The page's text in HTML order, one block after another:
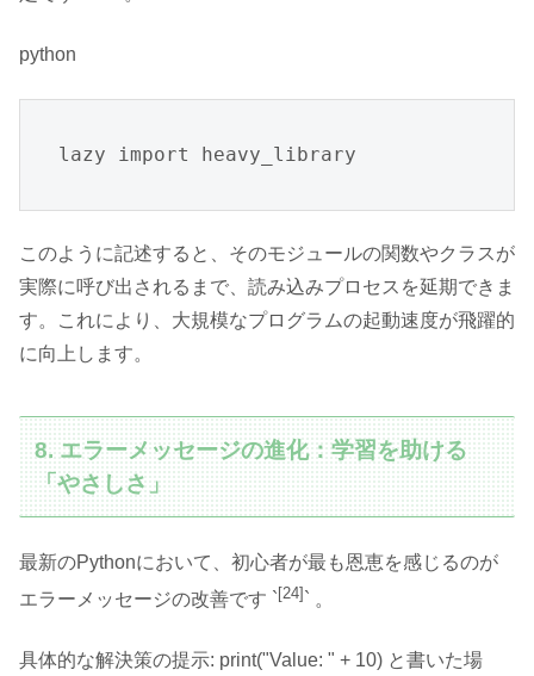
python
lazy import heavy_library
このように記述すると、そのモジュールの関数やクラスが
実際に呼び出されるまで、読み込みプロセスを延期できま
す。これにより、大規模なプログラムの起動速度が飛躍的
に向上します。
8. エラーメッセージの進化：学習を助ける
「やさしさ」
最新のPythonにおいて、初心者が最も恩恵を感じるのが
エラーメッセージの改善です ` [24] ` 。
具体的な解決策の提示: print("Value: " + 10) と書いた場